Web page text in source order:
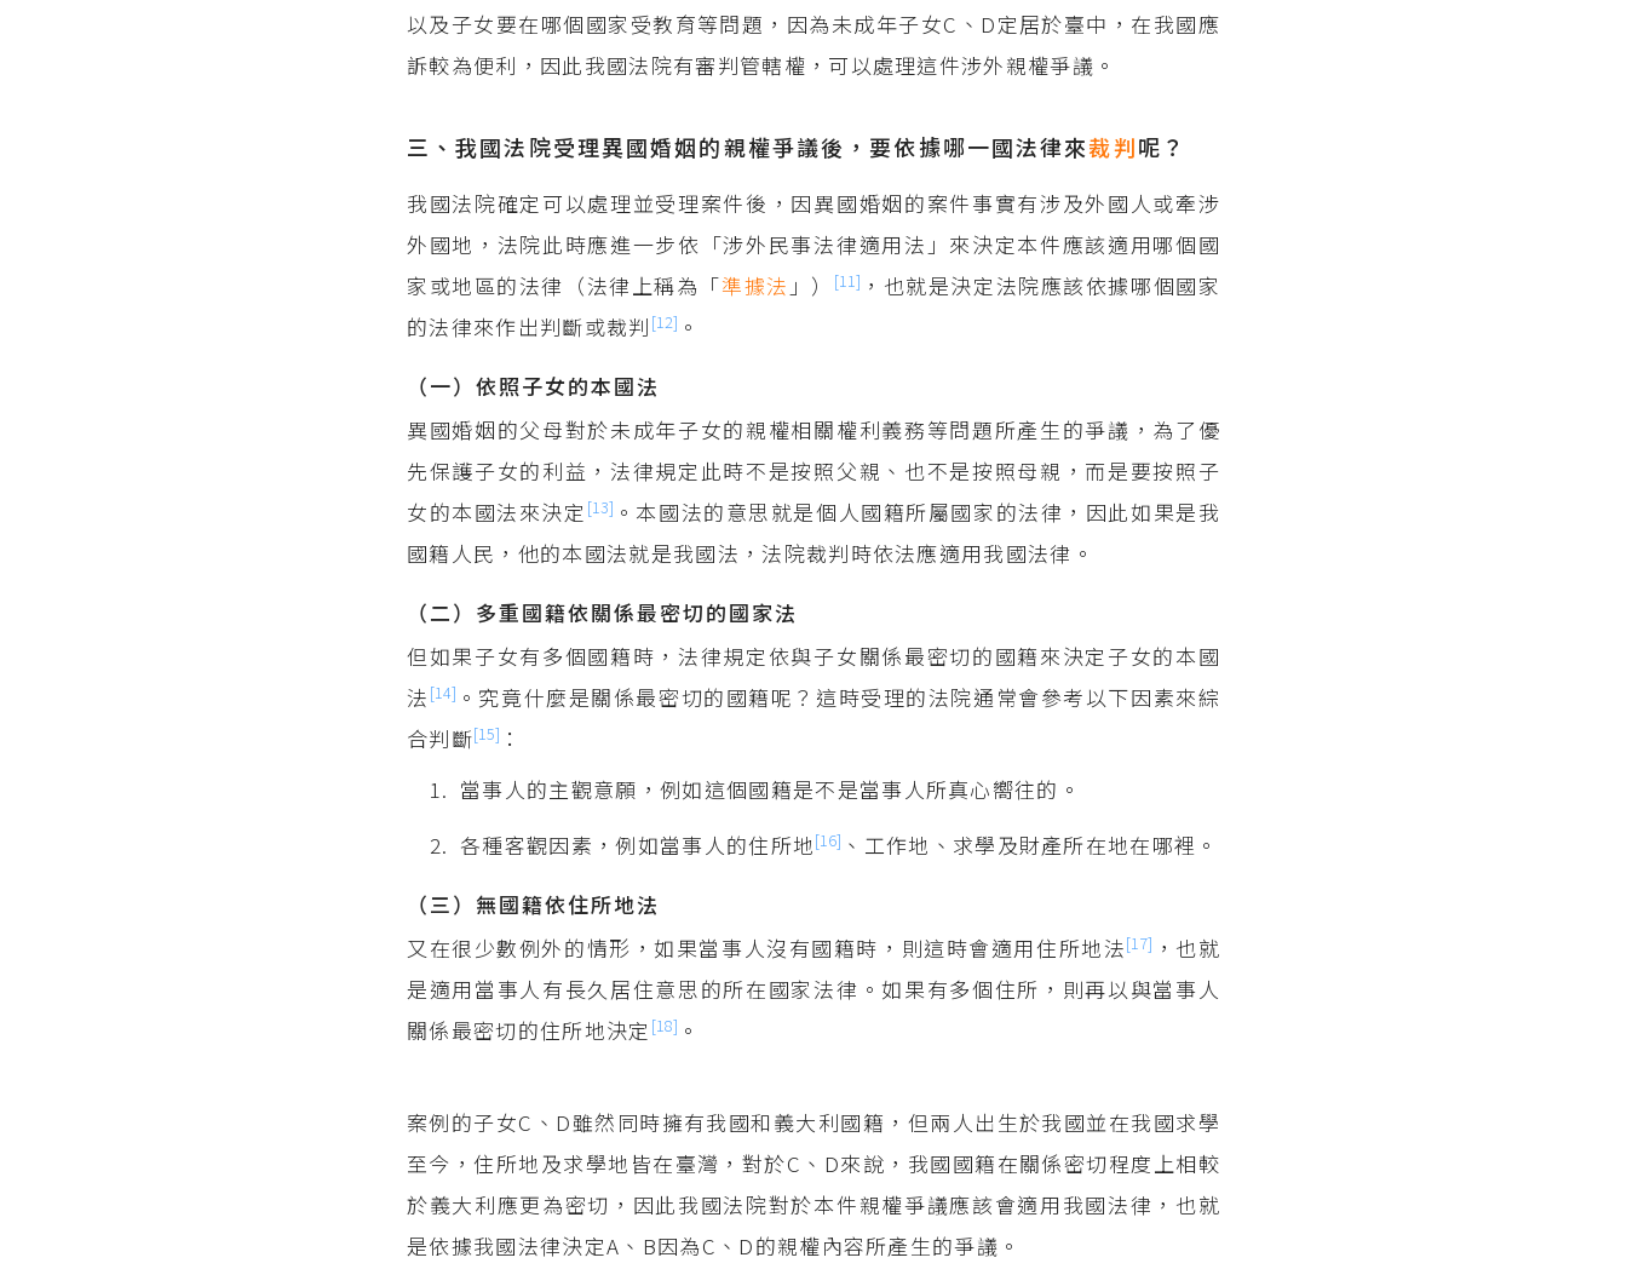
以及子女要在哪個國家受教育等問題，因為未成年子女C、D定居於臺中，在我國應
訴較為便利，因此我國法院有審判管轄權，可以處理這件涉外親權爭議。
三、我國法院受理異國婚姻的親權爭議後，要依據哪一國法律來裁判呢？
我國法院確定可以處理並受理案件後，因異國婚姻的案件事實有涉及外國人或牽涉
外國地，法院此時應進一步依「涉外民事法律適用法」來決定本件應該適用哪個國
家或地區的法律（法律上稱為「準據法 」） [11] ，也就是決定法院應該依據哪個國家
的法律來作出判斷或裁判 [12] 。
（一）依照子女的本國法
異國婚姻的父母對於未成年子女的親權相關權利義務等問題所產生的爭議，為了優
先保護子女的利益，法律規定此時不是按照父親、也不是按照母親，而是要按照子
女的本國法來決定 [13] 。本國法的意思就是個人國籍所屬國家的法律，因此如果是我
國籍人民，他的本國法就是我國法，法院裁判時依法應適用我國法律。
（二）多重國籍依關係最密切的國家法
但如果子女有多個國籍時，法律規定依與子女關係最密切的國籍來決定子女的本國
法 [14] 。究竟什麼是關係最密切的國籍呢？這時受理的法院通常會參考以下因素來綜
合判斷[15] ：
當事人的主觀意願，例如這個國籍是不是當事人所真心嚮往的。
各種客觀因素，例如當事人的住所地[16] 、工作地、求學及財產所在地在哪裡。
（三）無國籍依住所地法
又在很少數例外的情形，如果當事人沒有國籍時，則這時會適用住所地法[17] ，也就
是適用當事人有長久居住意思的所在國家法律。如果有多個住所，則再以與當事人
關係最密切的住所地決定 [18] 。
案例的子女C、D雖然同時擁有我國和義大利國籍，但兩人出生於我國並在我國求學
至今，住所地及求學地皆在臺灣，對於C、D來說，我國國籍在關係密切程度上相較
於義大利應更為密切，因此我國法院對於本件親權爭議應該會適用我國法律，也就
是依據我國法律決定A、B因為C、D的親權內容所產生的爭議。